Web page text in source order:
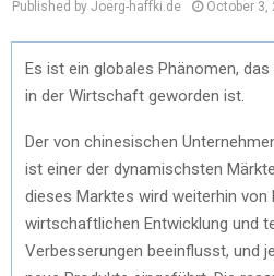
Published by Joerg-haffki.de October 3,
Es ist ein globales Phänomen,
in der Wirtschaft geworden ist.
Der von chinesischen
ist einer der dynamischsten
dieses Marktes wird weiterhin von
wirtschaftlichen Entwicklung und
Verbesserungen beeinflusst, und